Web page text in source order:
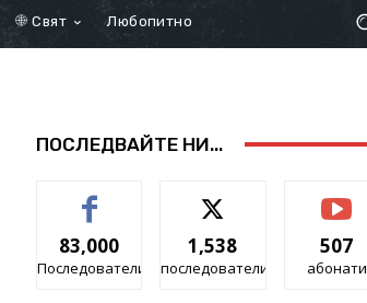
Свят Любопитно
ПОСЛЕДВАЙТЕ НИ...
83,000
Последователи
1,538
последователи
507
абонати